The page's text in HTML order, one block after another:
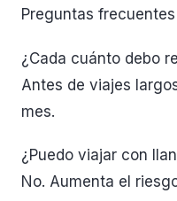
Preguntas frecuentes
¿Cada cuánto debo
Antes de viajes
mes.
¿Puedo viajar con
No. Aumenta el